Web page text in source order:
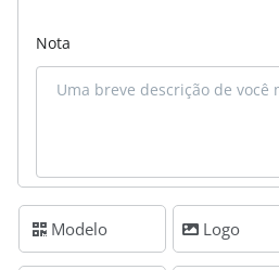
Nota
Modelo Logo